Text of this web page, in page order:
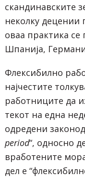
скандинавските
неколку децении
оваа практика
Шпанија,
Флексибилно
најчестите
работниците да
текот на една
одредени
period“, односно
вработените
дел е